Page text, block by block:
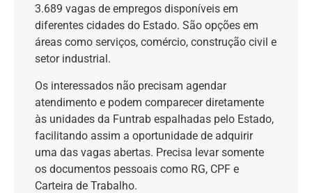
3.689 vagas de empregos disponíveis em
diferentes cidades do Estado. São opções em
áreas como serviços, comércio, construção civil e
setor industrial.
Os interessados não precisam agendar
atendimento e podem comparecer diretamente
às unidades da Funtrab espalhadas pelo Estado,
facilitando assim a oportunidade de adquirir
uma das vagas abertas. Precisa levar somente
os documentos pessoais como RG, CPF e
Carteira de Trabalho.